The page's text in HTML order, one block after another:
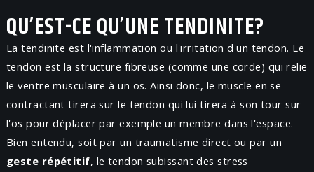
QU’EST-CE QU’UNE TENDINITE?
La tendinite est l'inflammation ou l'irritation d'un tendon. Le
tendon est la structure fibreuse (comme une corde) qui relie
le ventre musculaire à un os. Ainsi donc, le muscle en se
contractant tirera sur le tendon qui lui tirera à son tour sur
l'os pour déplacer par exemple un membre dans l'espace.
Bien entendu, soit par un traumatisme direct ou par un
geste répétitif, le tendon subissant des stress